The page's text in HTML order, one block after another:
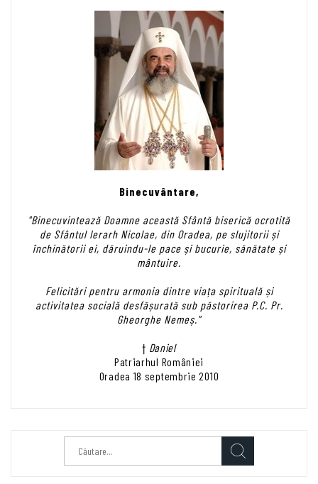
Binecuvântare,
"Binecuvintează Doamne această Sfântă biserică ocrotită
de Sfântul Ierarh Nicolae, din Oradea, pe slujitorii și
închinătorii ei, dăruindu-le pace și bucurie, sănătate și
mântuire.
Felicitări pentru armonia dintre viața spirituală și
activitatea socială desfășurată sub păstorirea P.C. Pr.
Gheorghe Nemeș."
† Daniel
Patriarhul României
Oradea 18 septembrie 2010
după: